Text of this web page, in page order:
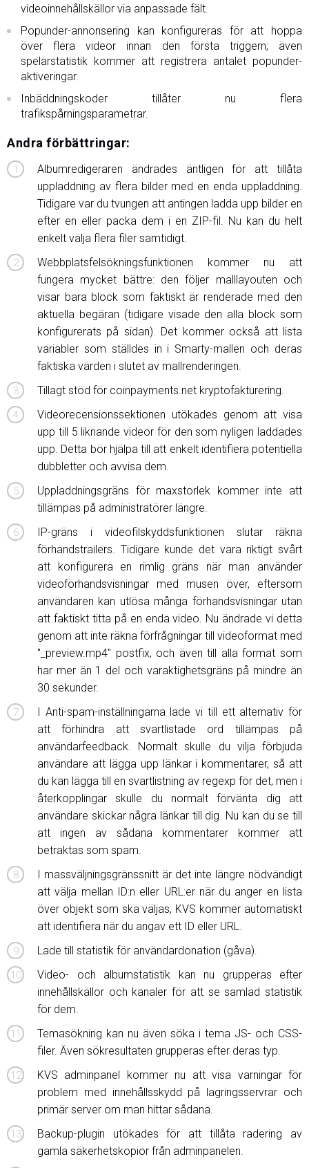
videoinnehållskällor via anpassade fält.
Popunder-annonsering kan konfigureras för att hoppa
över flera videor innan den första triggern; även
spelarstatistik kommer att registrera antalet popunder-
aktiveringar.
Inbäddningskoder tillåter nu flera
trafikspårningsparametrar.
Andra förbättringar:
Albumredigeraren ändrades äntligen för att tillåta
uppladdning av flera bilder med en enda uppladdning.
Tidigare var du tvungen att antingen ladda upp bilder en
efter en eller packa dem i en ZIP-fil. Nu kan du helt
enkelt välja flera filer samtidigt.
Webbplatsfelsökningsfunktionen kommer nu att
fungera mycket bättre: den följer malllayouten och
visar bara block som faktiskt är renderade med den
aktuella begäran (tidigare visade den alla block som
konfigurerats på sidan). Det kommer också att lista
variabler som ställdes in i Smarty-mallen och deras
faktiska värden i slutet av mallrenderingen.
Tillagt stöd för coinpayments.net kryptofakturering.
Videorecensionssektionen utökades genom att visa
upp till 5 liknande videor för den som nyligen laddades
upp. Detta bör hjälpa till att enkelt identifiera potentiella
dubbletter och avvisa dem.
Uppladdningsgräns för maxstorlek kommer inte att
tillämpas på administratörer längre.
IP-gräns i videofilskyddsfunktionen slutar räkna
förhandstrailers. Tidigare kunde det vara riktigt svårt
att konfigurera en rimlig gräns när man använder
videoförhandsvisningar med musen över, eftersom
användaren kan utlösa många förhandsvisningar utan
att faktiskt titta på en enda video. Nu ändrade vi detta
genom att inte räkna förfrågningar till videoformat med
"_preview.mp4" postfix, och även till alla format som
har mer än 1 del och varaktighetsgräns på mindre än
30 sekunder.
I Anti-spam-inställningarna lade vi till ett alternativ för
att förhindra att svartlistade ord tillämpas på
användarfeedback. Normalt skulle du vilja förbjuda
användare att lägga upp länkar i kommentarer, så att
du kan lägga till en svartlistning av regexp för det, men i
återkopplingar skulle du normalt förvänta dig att
användare skickar några länkar till dig. Nu kan du se till
att ingen av sådana kommentarer kommer att
betraktas som spam.
I massväljningsgränssnitt är det inte längre nödvändigt
att välja mellan ID:n eller URL:er när du anger en lista
över objekt som ska väljas, KVS kommer automatiskt
att identifiera när du angav ett ID eller URL.
Lade till statistik för användardonation (gåva).
Video- och albumstatistik kan nu grupperas efter
innehållskällor och kanaler för att se samlad statistik
för dem.
Temasökning kan nu även söka i tema JS- och CSS-
filer. Även sökresultaten grupperas efter deras typ.
KVS adminpanel kommer nu att visa varningar för
problem med innehållsskydd på lagringsservrar och
primär server om man hittar sådana.
Backup-plugin utökades för att tillåta radering av
gamla säkerhetskopior från adminpanelen.